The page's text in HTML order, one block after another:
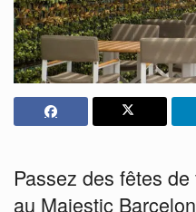
Passez des fêtes
au Majestic